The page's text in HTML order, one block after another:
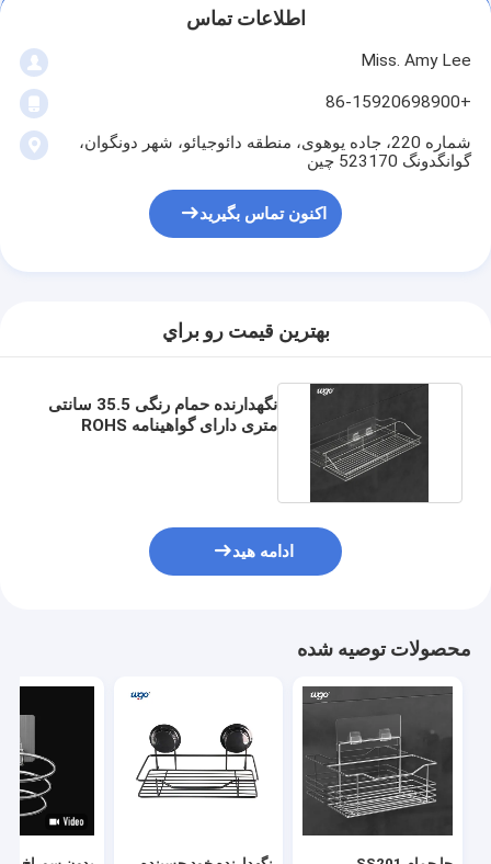
اطلاعات تماس
Miss. Amy Lee
+86-15920698900
شماره 220، جاده یوهوی، منطقه دائوجیائو، شهر دونگوان،
گوانگدونگ 523170 چین
اکنون تماس بگیرید
بهترين قيمت رو براي
نگهدارنده حمام رنگی 35.5 سانتی
متری دارای گواهینامه ROHS
ادامه هید
محصولات توصیه شده